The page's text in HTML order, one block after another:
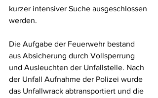
kurzer intensiver Suche ausgeschlossen
werden.
Die Aufgabe der Feuerwehr bestand
aus Absicherung durch Vollsperrung
und Ausleuchten der Unfallstelle. Nach
der Unfall Aufnahme der Polizei wurde
das Unfallwrack abtransportiert und die